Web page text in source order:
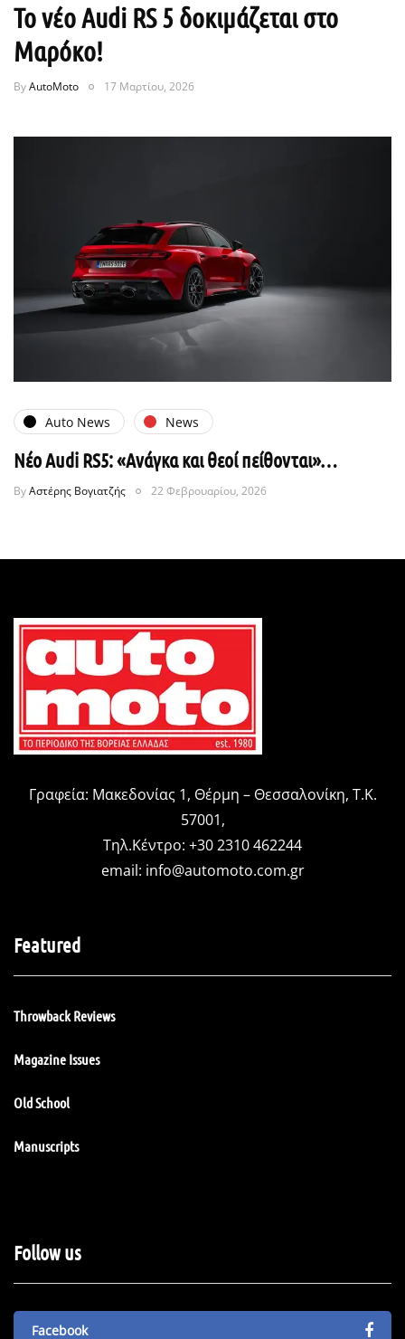
Το νέο Audi RS 5 δοκιμάζεται στο
Μαρόκο!
ByAutoMoto 17 Μαρτίου, 2026
Auto News News
Νέο Audi RS5: «Ανάγκα και θεοί πείθονται»…
ByΑστέρης Βογιατζής 22 Φεβρουαρίου, 2026
Γραφεία: Μακεδονίας 1, Θέρμη – Θεσσαλονίκη, Τ.Κ.
57001,
Τηλ.Κέντρο: +30 2310 462244
email: info@automoto.com.gr
Featured
Throwback Reviews
Magazine Issues
Old School
Manuscripts
Follow us
Facebook